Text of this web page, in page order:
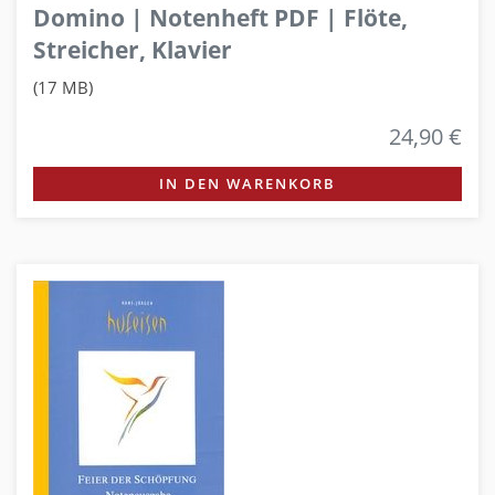
Domino | Notenheft PDF | Flöte,
Streicher, Klavier
(17 MB)
24,90 €
IN DEN WARENKORB